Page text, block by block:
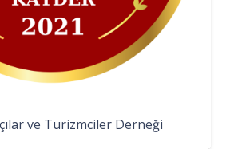
ve Turizmciler Derneği